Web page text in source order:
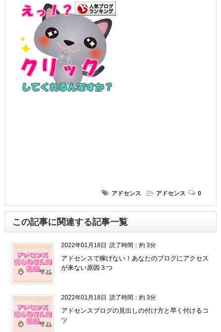
アドセンス アドセンス 0
この記事に関連する記事一覧
2022年01月18日 読了時間：約 3分
アドセンスで稼げない！あなたのブログにアクセス
が来ない原因３つ
2022年01月18日 読了時間：約 3分
アドセンスブログの見出しの付け方と早く付けるコ
ツ